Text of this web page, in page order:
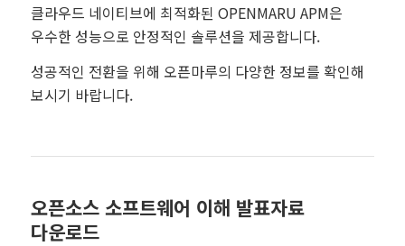
클라우드 네이티브에 최적화된 OPENMARU APM은
우수한 성능으로 안정적인 솔루션을 제공합니다.
성공적인 전환을 위해 오픈마루의 다양한 정보를 확인해
보시기 바랍니다.
오픈소스 소프트웨어 이해 발표자료
다운로드